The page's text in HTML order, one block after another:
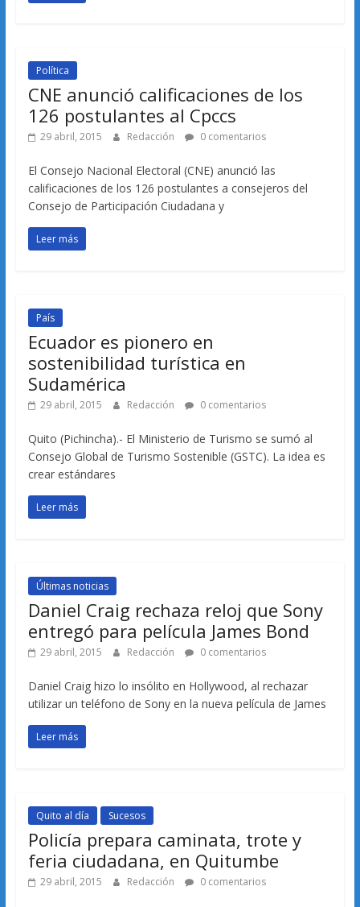
Política
CNE anunció calificaciones de los
126 postulantes al Cpccs
29 abril, 2015 Redacción 0 comentarios
El Consejo Nacional Electoral (CNE) anunció las
calificaciones de los 126 postulantes a consejeros del
Consejo de Participación Ciudadana y
Leer más
País
Ecuador es pionero en
sostenibilidad turística en
Sudamérica
29 abril, 2015 Redacción 0 comentarios
Quito (Pichincha).- El Ministerio de Turismo se sumó al
Consejo Global de Turismo Sostenible (GSTC). La idea es
crear estándares
Leer más
Últimas noticias
Daniel Craig rechaza reloj que Sony
entregó para película James Bond
29 abril, 2015 Redacción 0 comentarios
Daniel Craig hizo lo insólito en Hollywood, al rechazar
utilizar un teléfono de Sony en la nueva película de James
Leer más
Quito al día Sucesos
Policía prepara caminata, trote y
feria ciudadana, en Quitumbe
29 abril, 2015 Redacción 0 comentarios